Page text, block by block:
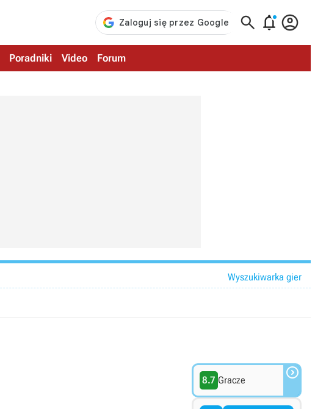
  
Poradniki Video Forum
Wyszukiwarka gier
8.7 Gracze 